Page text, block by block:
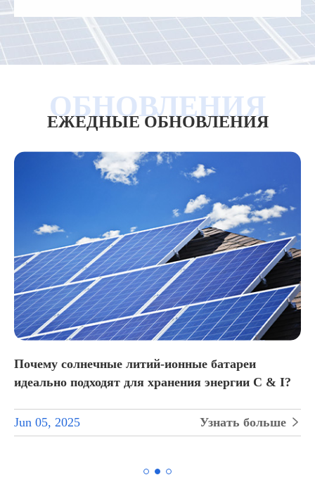
ЕЖЕДНЫЕ ОБНОВЛЕНИЯ
Почему солнечные литий-ионные батареи
идеально подходят для хранения энергии C & I?
Jun 05, 2025 Узнать больше 